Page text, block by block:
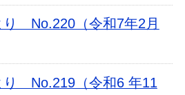
り No.220（令和7年2月
り No.219（令和6 年11